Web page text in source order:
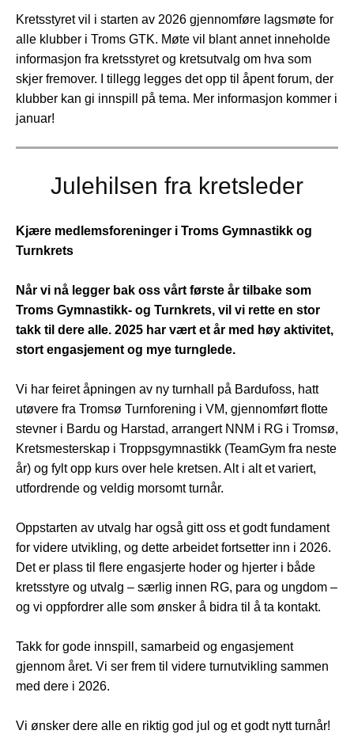
Kretsstyret vil i starten av 2026 gjennomføre lagsmøte for
alle klubber i Troms GTK. Møte vil blant annet inneholde
informasjon fra kretsstyret og kretsutvalg om hva som
skjer fremover. I tillegg legges det opp til åpent forum, der
klubber kan gi innspill på tema. Mer informasjon kommer i
januar!
Julehilsen fra kretsleder
Kjære medlemsforeninger i Troms Gymnastikk og
Turnkrets
Når vi nå legger bak oss vårt første år tilbake som
Troms Gymnastikk- og Turnkrets, vil vi rette en stor
takk til dere alle. 2025 har vært et år med høy aktivitet,
stort engasjement og mye turnglede.
Vi har feiret åpningen av ny turnhall på Bardufoss, hatt
utøvere fra Tromsø Turnforening i VM, gjennomført flotte
stevner i Bardu og Harstad, arrangert NNM i RG i Tromsø,
Kretsmesterskap i Troppsgymnastikk (TeamGym fra neste
år) og fylt opp kurs over hele kretsen. Alt i alt et variert,
utfordrende og veldig morsomt turnår.
Oppstarten av utvalg har også gitt oss et godt fundament
for videre utvikling, og dette arbeidet fortsetter inn i 2026.
Det er plass til flere engasjerte hoder og hjerter i både
kretsstyre og utvalg – særlig innen RG, para og ungdom –
og vi oppfordrer alle som ønsker å bidra til å ta kontakt.
Takk for gode innspill, samarbeid og engasjement
gjennom året. Vi ser frem til videre turnutvikling sammen
med dere i 2026.
Vi ønsker dere alle en riktig god jul og et godt nytt turnår!